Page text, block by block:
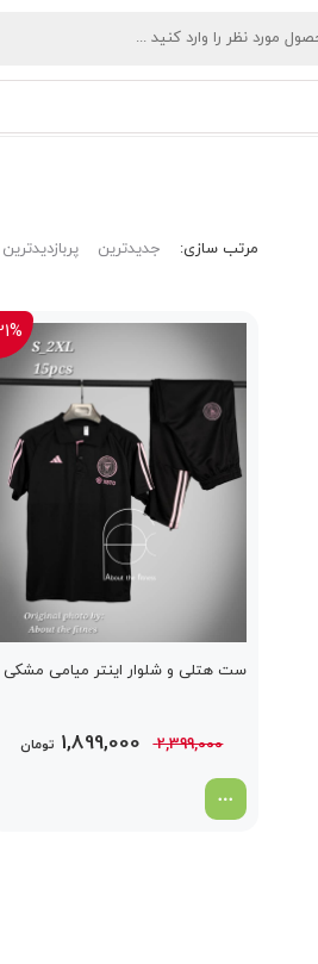
مرتب‌ سازی: جدیدترین پربازدیدترین
ست هتلی و شلوار اینتر میامی مشکی
2,399,000
قیمت
1,899,000 تومان